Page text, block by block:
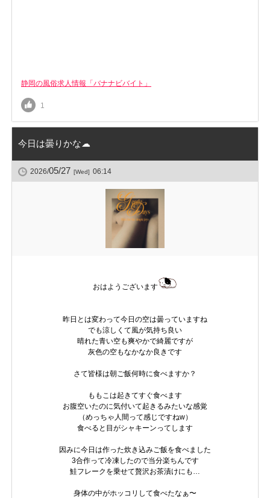
静岡の風俗求人情報「バナナビバイト」
1
今日は曇りかな☁
2026/05/27 [Wed] 06:14
おはようございます
昨日とは変わって今日の空は曇っていますね
でも涼しくて風が気持ち良い
晴れた青い空も爽やかで綺麗ですが
灰色の空もなかなか良きです
さて皆様は朝ご飯何時に食べますか？
ももこは起きてすぐ食べます
お腹空いたのに気付いて起きるみたいな感覚
（めっちゃ人間って感じですねw）
食べると目がシャキーンってします
因みに今日は作った炊き込みご飯を食べました
3合作って冷凍したので当分楽ちんです
鮭フレークを乗せて贅沢お茶漬けにも…
身体の中がホッコリして食べたなぁ〜